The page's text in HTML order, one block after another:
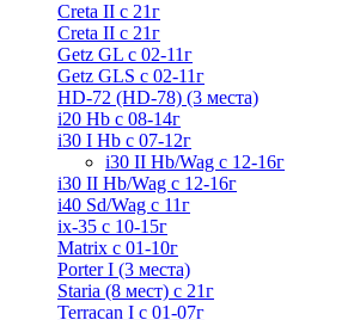
Creta II с 21г
Creta II с 21г
Getz GL с 02-11г
Getz GLS с 02-11г
HD-72 (HD-78) (3 места)
i20 Hb с 08-14г
i30 I Hb с 07-12г
i30 II Hb/Wag с 12-16г
i30 II Hb/Wag с 12-16г
i40 Sd/Wag с 11г
ix-35 с 10-15г
Matrix с 01-10г
Porter I (3 места)
Staria (8 мест) c 21г
Terracan I c 01-07г